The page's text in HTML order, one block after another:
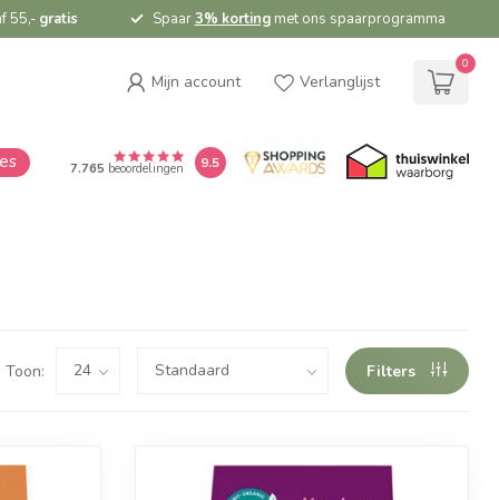
55,- gratis Spaar3% kortingmet ons spaarprogramma
Mijn account Verlanglijst
0
7.765 beoordelingen 9.5
Toon: Filters